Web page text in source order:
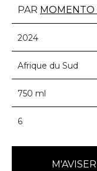
PAR MOMENTO
2024
Afrique du Sud
750 ml
6